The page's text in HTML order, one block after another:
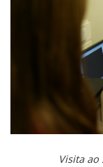
Visita ao